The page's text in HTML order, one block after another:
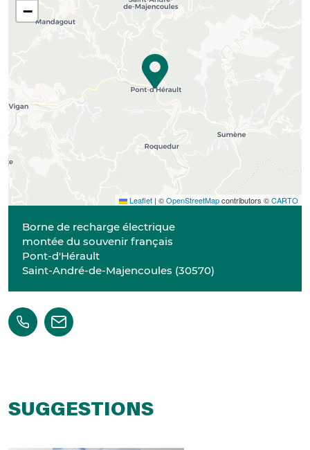
−
Leaflet | ©OpenStreetMapcontributors ©CARTO
Borne de recharge électrique
montée du souvenir français
Pont-d'Hérault
Saint-André-de-Majencoules (30570)
SUGGESTIONS